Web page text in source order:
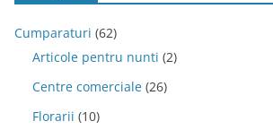
Cumparaturi (62)
Articole pentru nunti (2)
Centre comerciale (26)
Florarii (10)